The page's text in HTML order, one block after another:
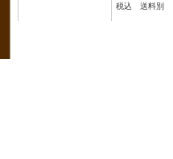
税込 送料別